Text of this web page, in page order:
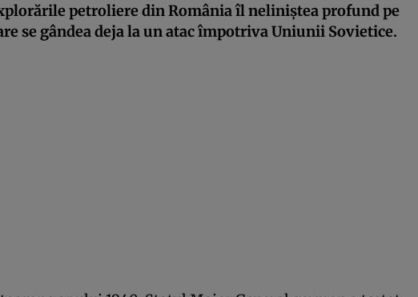
petroliere din România îl neliniștea profund pe
se gândea deja la un atac împotriva Uniunii Sovietice.